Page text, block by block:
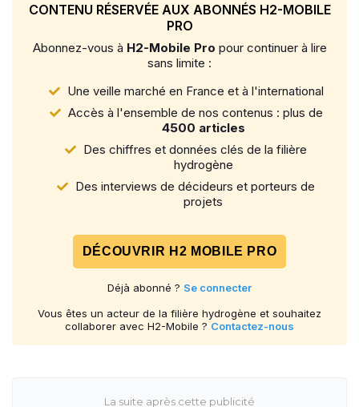
CONTENU RÉSERVÉE AUX ABONNÉS H2-MOBILE
PRO
Abonnez-vous à H2-Mobile Pro pour continuer à lire
sans limite :
Une veille marché en France et à l'international
Accès à l'ensemble de nos contenus : plus de
4500 articles
Des chiffres et données clés de la filière
hydrogène
Des interviews de décideurs et porteurs de
projets
DÉCOUVRIR H2 MOBILE PRO
Déjà abonné ? Se connecter
Vous êtes un acteur de la filière hydrogène et souhaitez
collaborer avec H2-Mobile ? Contactez-nous